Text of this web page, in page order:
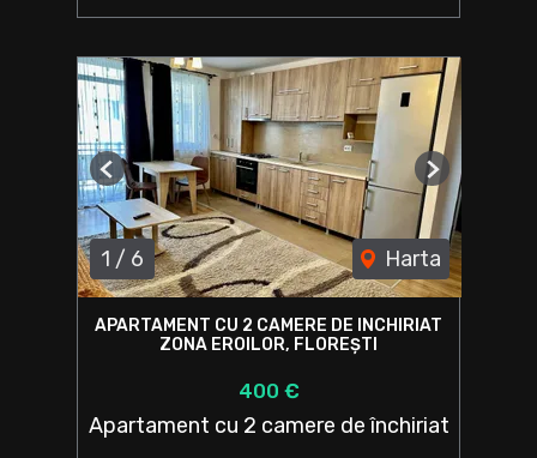
1 / 6 Harta
Previous Next
APARTAMENT CU 2 CAMERE DE INCHIRIAT
ZONA EROILOR, FLOREȘTI
400 €
Apartament cu 2 camere de închiriat